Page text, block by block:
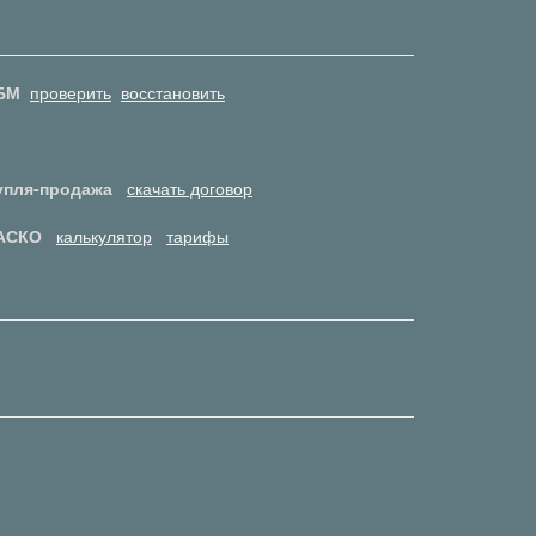
проверить восстановить
продажа скачать договор
калькулятор тарифы